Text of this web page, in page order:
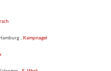
Hamburg , Kampnagel